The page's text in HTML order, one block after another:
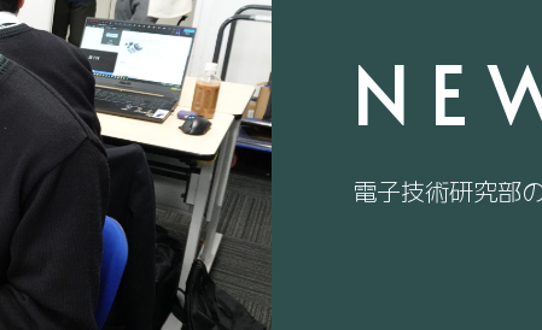
電子技術研究部